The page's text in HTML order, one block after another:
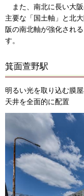
また、南北に長い大
主要な「国土軸」と北
阪の南北軸が強化され
す。
箕面萱野駅
明るい光を取り込む膜
天井を全面的に配置